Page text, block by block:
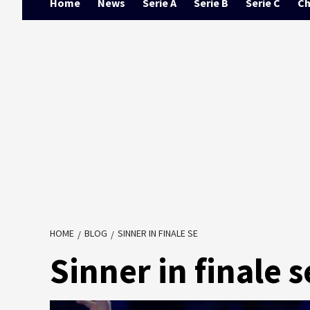
Home News Serie A Serie B Serie C
HOME BLOG SINNER IN FINALE SE
Sinner in finale